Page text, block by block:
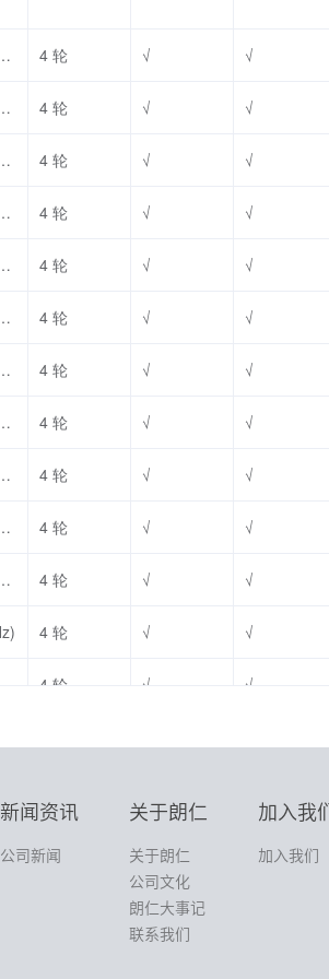
新闻资讯
公司新闻
关于朗仁
关于朗仁
公司文化
朗仁大事记
联系我们
加入我们
加入我们